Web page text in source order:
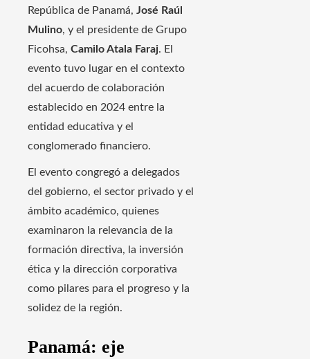
República de Panamá, José Raúl
Mulino, y el presidente de Grupo
Ficohsa, Camilo Atala Faraj. El
evento tuvo lugar en el contexto
del acuerdo de colaboración
establecido en 2024 entre la
entidad educativa y el
conglomerado financiero.
El evento congregó a delegados
del gobierno, el sector privado y el
ámbito académico, quienes
examinaron la relevancia de la
formación directiva, la inversión
ética y la dirección corporativa
como pilares para el progreso y la
solidez de la región.
Panamá: eje